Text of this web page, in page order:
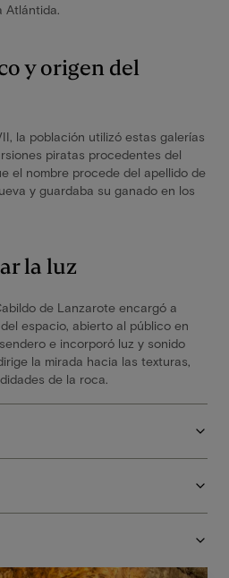
Atlántida.
y origen del
la población utilizó estas galerías
piratas procedentes del
el nombre procede del apellido de
y guardaba su ganado en los
la luz
de Lanzarote encargó a
espacio, abierto al público en
e incorporó luz y sonido
la mirada hacia las texturas,
de la roca.